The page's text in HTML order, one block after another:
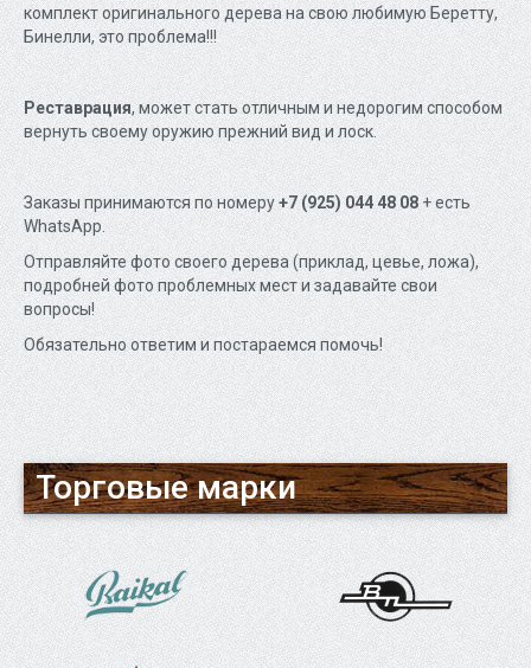
комплект оригинального дерева на свою любимую Беретту,
Бинелли, это проблема!!!
Реставрация, может стать отличным и недорогим способом
вернуть своему оружию прежний вид и лоск.
Заказы принимаются по номеру+7 (925) 044 48 08+ есть
WhatsApp.
Отправляйте фото своего дерева (приклад, цевье, ложа),
подробней фото проблемных мест и задавайте свои
вопросы!
Обязательно ответим и постараемся помочь!
Торговые марки